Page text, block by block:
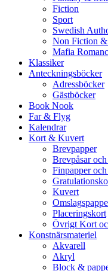
Fiction
Sport
Swedish
Non Fiction &
Mafia
Klassiker
Anteckningsböcker
Adressböcker
Gästböcker
Book Nook
Far & Flyg
Kalendrar
Kort & Kuvert
Brevpapper
Brevpåsar
Finpapper
Kuvert
Placeringskort
Övrigt Kort
Konstnärsmateriel
Akvarell
Akryl
Block &